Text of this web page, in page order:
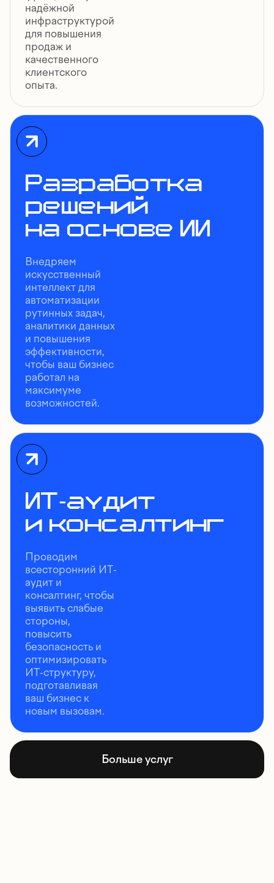
надёжной
инфраструктурой
для повышения
продаж и
качественного
клиентского
опыта.
Разработка
решений
на основе ИИ
Внедряем
искусственный
интеллект для
автоматизации
рутинных задач,
аналитики данных
и повышения
эффективности,
чтобы ваш бизнес
работал на
максимуме
возможностей.
ИТ-аудит
и консалтинг
Проводим
всесторонний ИТ-
аудит и
консалтинг, чтобы
выявить слабые
стороны,
повысить
безопасность и
оптимизировать
ИТ-структуру,
подготавливая
ваш бизнес к
новым вызовам.
Больше услуг